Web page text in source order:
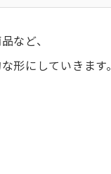
など、
形にしていきます。